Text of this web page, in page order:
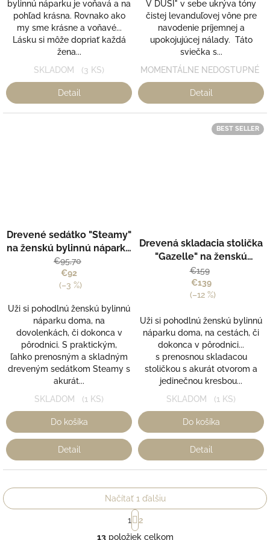
bylinnú náparku je voňavá a na
pohľad krásna. Rovnako ako
my sme krásne a voňavé...
Lásku si môže dopriať každá
žena...
SKLADOM (3 KS)
Detail
hviezdičiek.
V DUŠI" v sebe ukrýva tóny
čistej levanduľovej vône pre
navodenie príjemnej a
upokojujúcej nálady. Táto
sviečka s...
MOMENTÁLNE NEDOSTUPNÉ
Detail
Drevené sedátko "Steamy"
na ženskú bylinnú náparku
- Steamy
€95,70
€92
(–3 %)
Uži si pohodlnú ženskú bylinnú
náparku doma, na
dovolenkách, či dokonca v
pôrodnici. S praktickým,
ľahko prenosným a skladným
dreveným sedátkom Steamy s
akurát...
SKLADOM (1 KS)
Do košíka
Detail
BEST SELLER
hodnotenie
produktu
5,0
z
Drevená skladacia stolička
"Gazelle" na ženskú
bylinnú náparku - Steamy
€159
€139
(–12 %)
Uži si pohodlnú ženskú bylinnú
náparku doma, na cestách, či
dokonca v pôrodnici...
s prenosnou skladacou
stoličkou s akurát otvorom a
jedinečnou kresbou...
SKLADOM (1 KS)
Do košíka
Detail
O
Načítať 1 ďalšiu
S
t
r
1
2
13položiek celkom